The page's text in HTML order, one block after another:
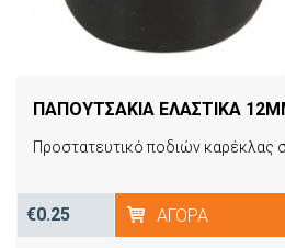
ΠΑΠΟΥΤΣΑΚΙΑ ΕΛΑΣΤΙΚΑ
€0.25 ΑΓΟΡΆ